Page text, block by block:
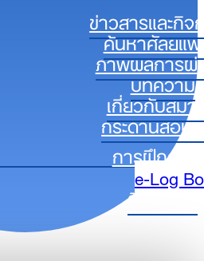
ข่าวสารและกิ
ค้นหาศัลยแ
ภาพผลการผ่
บทความ
เกี่ยวกับสม
กระดานสอบ
การฝึกอบ
e-Log
ติดต่อเรา